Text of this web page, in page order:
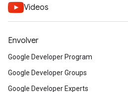
Videos
Envolver
Google Developer Program
Google Developer Groups
Google Developer Experts